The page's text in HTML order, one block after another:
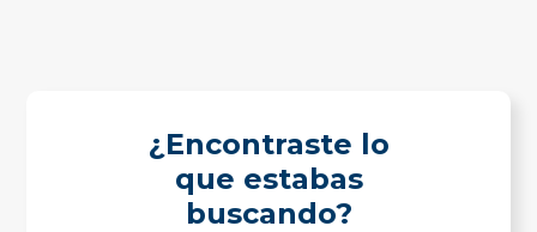
¿Encontraste lo
que estabas
buscando?